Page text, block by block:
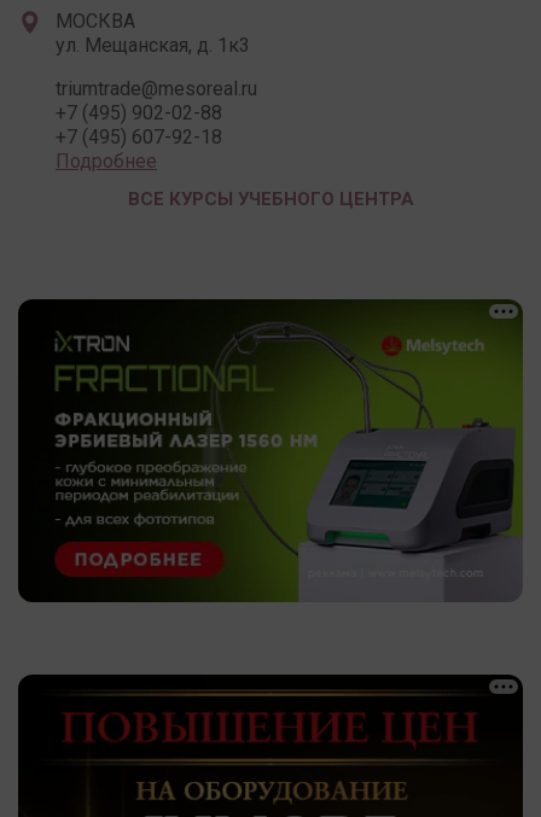
МОСКВА
ул. Мещанская, д. 1к3
triumtrade@mesoreal.ru
+7 (495) 902-02-88
+7 (495) 607-92-18
Подробнее
ВСЕ КУРСЫ УЧЕБНОГО ЦЕНТРА